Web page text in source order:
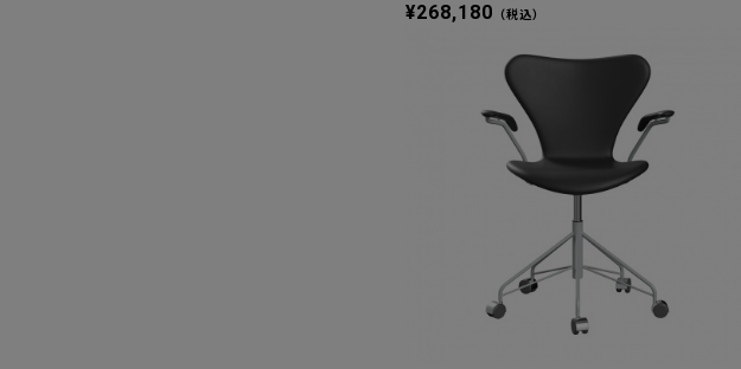
¥268,180 （税込）